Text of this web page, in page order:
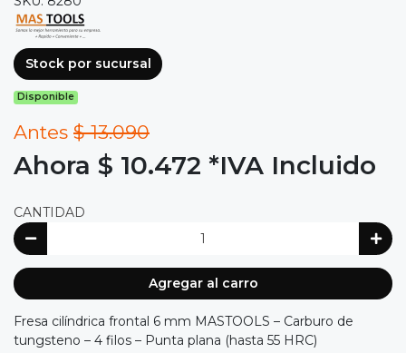
Stock por sucursal
Disponible
Antes $ 13.090
Ahora $ 10.472 *IVA Incluido
CANTIDAD
Agregar al carro
Fresa cilíndrica frontal 6 mm MASTOOLS – Carburo de
tungsteno – 4 filos – Punta plana (hasta 55 HRC)